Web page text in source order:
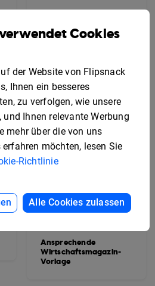
Ansprechende
Wirtschaftsmagazin-
Vorlage
Cookies
der Website von Flipsnack
Ihnen ein besseres
zu verfolgen, wie unsere
Ihnen relevante Werbung
mehr über die von uns
möchten, lesen Sie
Richtlinie
Alle Cookies zulassen